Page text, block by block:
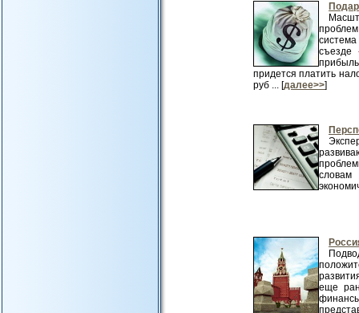
съезде
придется платить
руб ... [далее>>]
еще